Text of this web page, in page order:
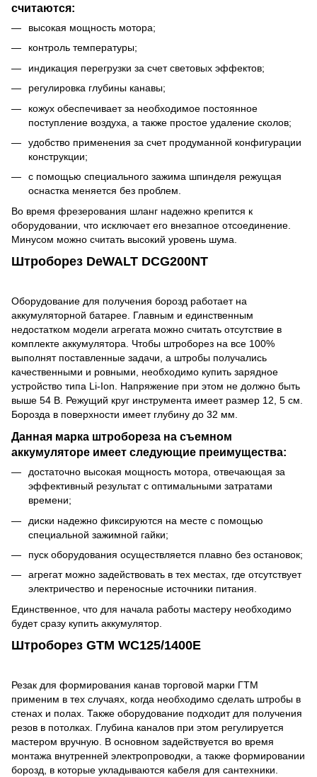
считаются:
высокая мощность мотора;
контроль температуры;
индикация перегрузки за счет световых эффектов;
регулировка глубины канавы;
кожух обеспечивает за необходимое постоянное
поступление воздуха, а также простое удаление сколов;
удобство применения за счет продуманной конфигурации
конструкции;
с помощью специального зажима шпинделя режущая
оснастка меняется без проблем.
Во время фрезерования шланг надежно крепится к
оборудовании, что исключает его внезапное отсоединение.
Минусом можно считать высокий уровень шума.
Штроборез DeWALT DCG200NT
Оборудование для получения борозд работает на
аккумуляторной батарее. Главным и единственным
недостатком модели агрегата можно считать отсутствие в
комплекте аккумулятора. Чтобы штроборез на все 100%
выполнят поставленные задачи, а штробы получались
качественными и ровными, необходимо купить зарядное
устройство типа Li-Ion. Напряжение при этом не должно быть
выше 54 В. Режущий круг инструмента имеет размер 12, 5 см.
Борозда в поверхности имеет глубину до 32 мм.
Данная марка штробореза на съемном
аккумуляторе имеет следующие преимущества:
достаточно высокая мощность мотора, отвечающая за
эффективный результат с оптимальными затратами
времени;
диски надежно фиксируются на месте с помощью
специальной зажимной гайки;
пуск оборудования осуществляется плавно без остановок;
агрегат можно задействовать в тех местах, где отсутствует
электричество и переносные источники питания.
Единственное, что для начала работы мастеру необходимо
будет сразу купить аккумулятор.
Штроборез GTM WC125/1400E
Резак для формирования канав торговой марки ГТМ
применим в тех случаях, когда необходимо сделать штробы в
стенах и полах. Также оборудование подходит для получения
резов в потолках. Глубина каналов при этом регулируется
мастером вручную. В основном задействуется во время
монтажа внутренней электропроводки, а также формировании
борозд, в которые укладываются кабеля для сантехники.